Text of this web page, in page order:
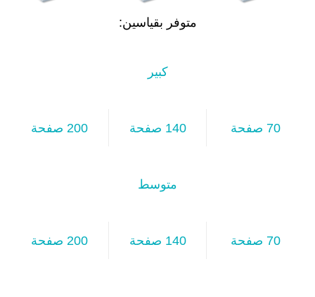
متوفر بقياسين:
كبير
70 صفحة 140 صفحة 200 صفحة
متوسط
70 صفحة 140 صفحة 200 صفحة